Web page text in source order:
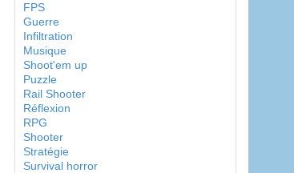
FPS
Guerre
Infiltration
Musique
Shoot'em up
Puzzle
Rail Shooter
Réflexion
RPG
Shooter
Stratégie
Survival horror